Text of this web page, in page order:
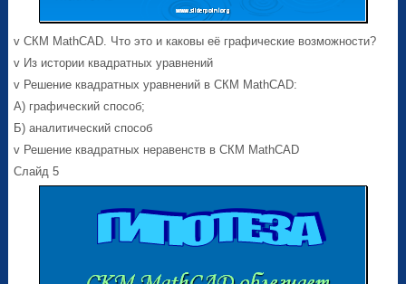
v СКМ MathCAD. Что это и каковы её графические возможности?
v Из истории квадратных уравнений
v Решение квадратных уравнений в СКМ MathCAD:
А) графический способ;
Б) аналитический способ
v Решение квадратных неравенств в СКМ MathCAD
Слайд 5